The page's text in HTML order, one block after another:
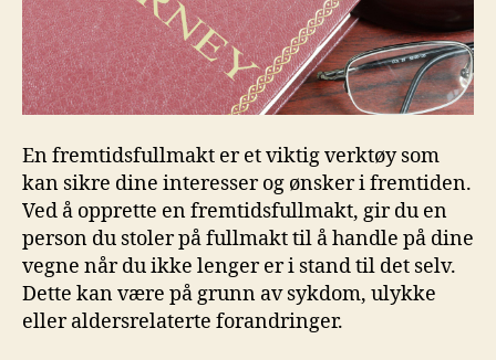
En fremtidsfullmakt er‍ et viktig verktøy som‌
kan sikre dine interesser og ønsker ⁤i fremtiden.
Ved å opprette en ⁤fremtidsfullmakt, ‍gir du en⁢
person du ​stoler ​på fullmakt til å handle på dine
vegne når du ikke lenger er i stand til det selv.
Dette⁢ kan være på grunn av ​sykdom, ulykke
eller aldersrelaterte forandringer.